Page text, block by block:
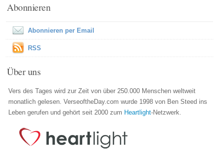
Abonnieren
Abonnieren per Email
RSS
Über uns
Vers des Tages wird zur Zeit von über 250.000 Menschen weltweit
monatlich gelesen. VerseoftheDay.com wurde 1998 von Ben Steed ins
Leben gerufen und gehört seit 2000 zum Heartlight-Netzwerk.